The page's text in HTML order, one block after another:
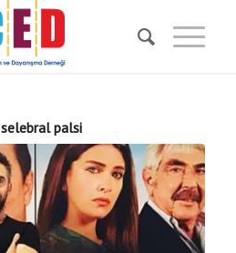
selebral palsi